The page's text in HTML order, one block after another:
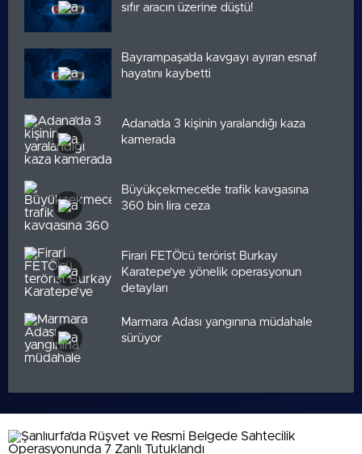
sıfır aracın üzerine düştü!
Bayrampaşa’da kavgayı ayıran esnaf
hayatını kaybetti
Adana’da 3 kişinin yaralandığı kaza
kamerada
Büyükçekmece’de trafik kavgasına
360 bin lira ceza
Firari FETÖ’cü terörist Burkay
Karatepe’ye yönelik operasyonun
detayları
Marmara Adası yangınına müdahale
sürüyor